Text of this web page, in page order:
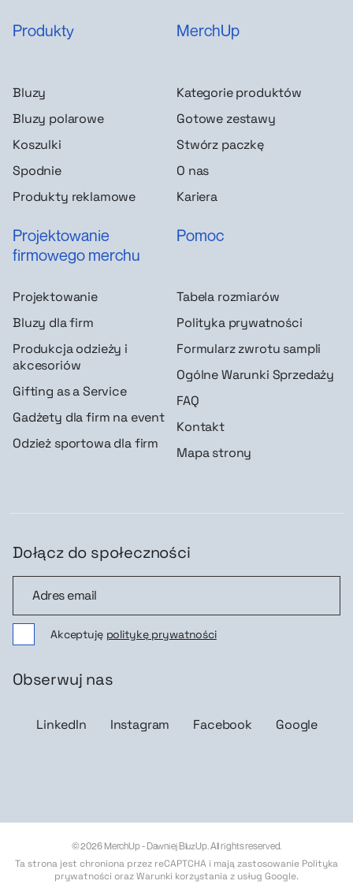
Produkty
Bluzy
Bluzy polarowe
Koszulki
Spodnie
Produkty reklamowe
MerchUp
Kategorie produktów
Gotowe zestawy
Stwórz paczkę
O nas
Kariera
Projektowanie
firmowego merchu
Projektowanie
Bluzy dla firm
Produkcja odzieży i
akcesoriów
Gifting as a Service
Gadżety dla firm na event
Odzież sportowa dla firm
Pomoc
Tabela rozmiarów
Polityka prywatności
Formularz zwrotu sampli
Ogólne Warunki Sprzedaży
FAQ
Kontakt
Mapa strony
Dołącz do społeczności
Akceptuję politykę prywatności
Obserwuj nas
LinkedIn Instagram Facebook Google
© 2026 MerchUp - Dawniej BluzUp. All rights reserved.
Ta strona jest chroniona przez reCAPTCHA i mają zastosowanie Polityka
prywatności orazWarunki korzystania z usług Google.